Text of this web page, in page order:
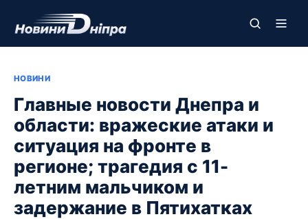
НОВИНИ
Главные новости Днепра и
области: вражеские атаки и
ситуация на фронте в
регионе; трагедия с 11-
летним мальчиком и
задержание в Пятихатках